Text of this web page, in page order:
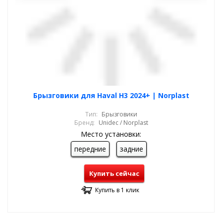
Брызговики для Haval Н3 2024+ | Norplast
Тип: Брызговики
Бренд: Unidec / Norplast
Место установки:
передние
задние
Купить сейчас
Купить в 1 клик